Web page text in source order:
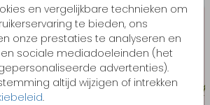
en vergelijkbare technieken om
te bieden, ons
onze prestaties te analyseren en
sociale mediadoeleinden (het
advertenties).
altijd wijzigen of intrekken
.